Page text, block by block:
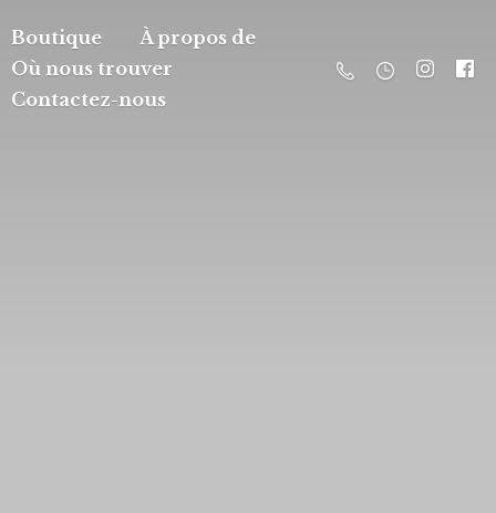
Boutique
À propos de
Où nous trouver
Contactez-nous